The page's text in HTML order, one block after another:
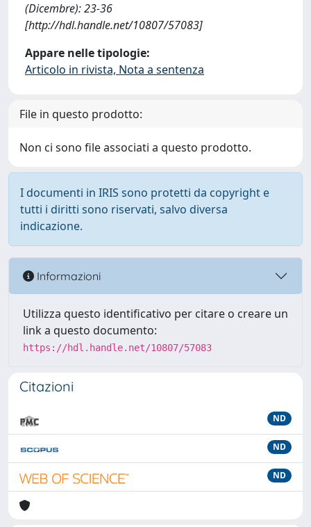
(Dicembre): 23-36
[http://hdl.handle.net/10807/57083]
Appare nelle tipologie:
Articolo in rivista, Nota a sentenza
File in questo prodotto:
Non ci sono file associati a questo prodotto.
I documenti in IRIS sono protetti da copyright e
tutti i diritti sono riservati, salvo diversa
indicazione.
Informazioni
Utilizza questo identificativo per citare o creare un
link a questo documento:
https://hdl.handle.net/10807/57083
Citazioni
ND
ND
ND